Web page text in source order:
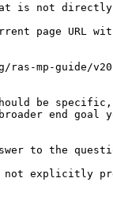
is not directly
page
mp-guide/
be
end
to the
is not